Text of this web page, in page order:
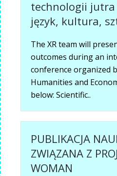
technologii
język, kultura,
The XR team will
outcomes during an
conference organized
Humanities and
below: Scientific..
PUBLIKACJA
ZWIĄZANA Z
WOMAN